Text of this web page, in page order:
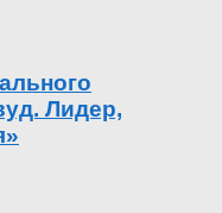
Лидер,